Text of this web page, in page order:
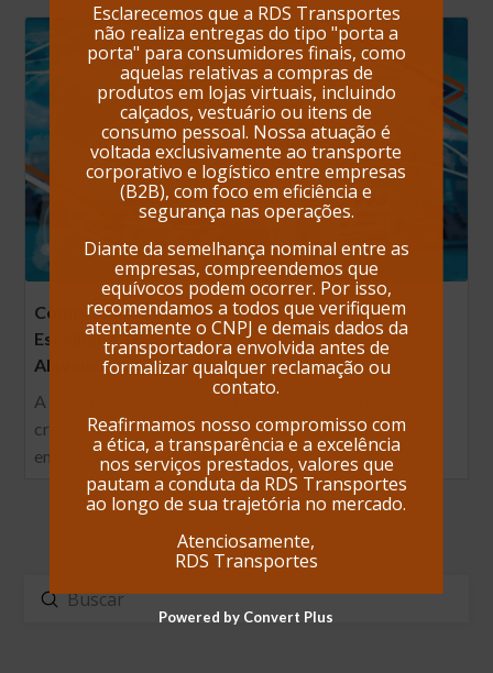
Compromisso com Excelência: Como
Escolher a Transportadora Certa para
Alavancar seus Resultados
A busca por soluções logísticas que atendam às
crescentes demandas do mercado é essencial para
empresas de diferentes portes e…
Buscar
Enviar
Esclarecemos que a RDS Transportes
não realiza entregas do tipo "porta a
porta" para consumidores finais, como
aquelas relativas a compras de
produtos em lojas virtuais, incluindo
calçados, vestuário ou itens de
consumo pessoal. Nossa atuação é
voltada exclusivamente ao transporte
corporativo e logístico entre empresas
(B2B), com foco em eficiência e
segurança nas operações.
Diante da semelhança nominal entre as
empresas, compreendemos que
equívocos podem ocorrer. Por isso,
recomendamos a todos que verifiquem
atentamente o CNPJ e demais dados da
transportadora envolvida antes de
formalizar qualquer reclamação ou
contato.
Reafirmamos nosso compromisso com
a ética, a transparência e a excelência
nos serviços prestados, valores que
pautam a conduta da RDS Transportes
ao longo de sua trajetória no mercado.
Atenciosamente,
RDS Transportes
Powered by Convert Plus